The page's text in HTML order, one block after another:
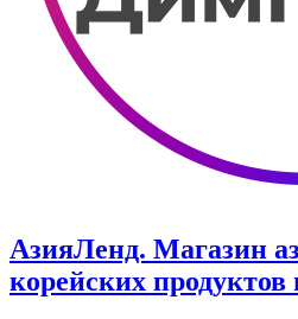
АзияЛенд. Магазин
корейских